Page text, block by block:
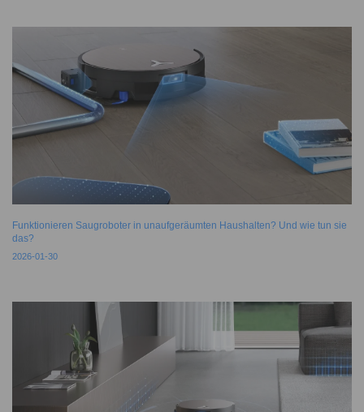
Funktionieren Saugroboter in unaufgeräumten Haushalten? Und wie tun sie
das?
2026-01-30